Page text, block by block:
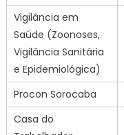
Vigilância em
Saúde (Zoonoses,
Vigilância Sanitária
e Epidemiológica)
Procon Sorocaba
Casa do